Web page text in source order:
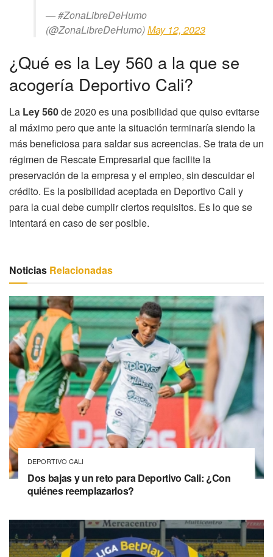
— #ZonaLibreDeHumo
(@ZonaLibreDeHumo)May 12, 2023
¿Qué es la Ley 560 a la que se
acogería Deportivo Cali?
La Ley 560de 2020 es una posibilidad que quiso evitarse
al máximo pero que ante la situación terminaría siendo la
más beneficiosa para saldar sus acreencias. Se trata de un
régimen de Rescate Empresarial que facilite la
preservación de la empresa y el empleo, sin descuidar el
crédito. Es la posibilidad aceptada en Deportivo Cali y
para la cual debe cumplir ciertos requisitos. Es lo que se
intentará en caso de ser posible.
Noticias Relacionadas
DEPORTIVO CALI
Dos bajas y un reto para Deportivo Cali: ¿Con
quiénes reemplazarlos?